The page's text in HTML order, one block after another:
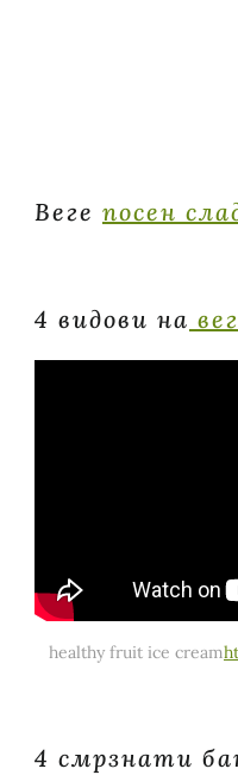
Веге посен
4 видови на
healthy fruit ice cream
4 смрзнати